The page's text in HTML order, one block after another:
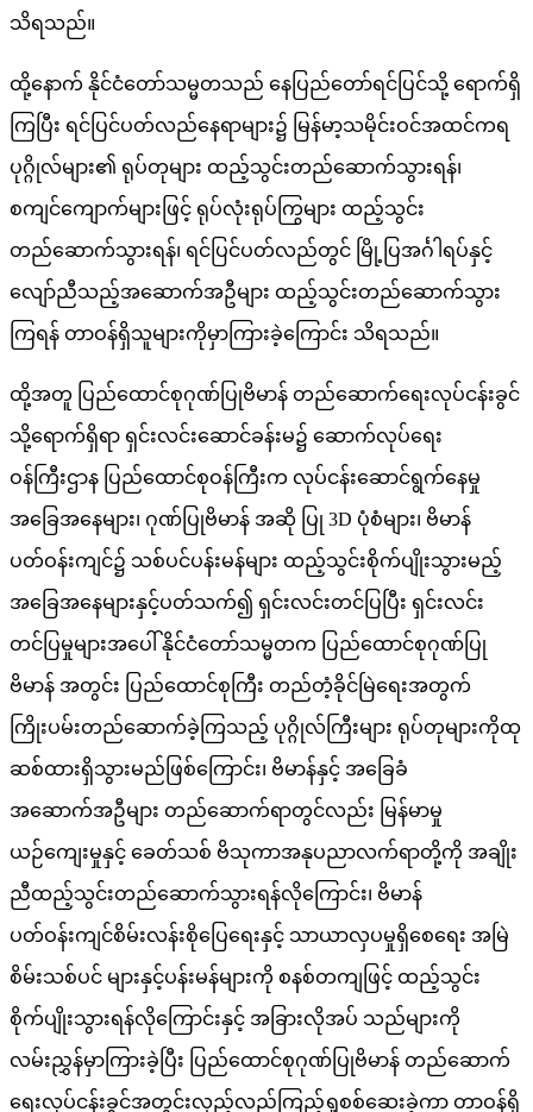
သိရသည်။
ထို့နောက် နိုင်ငံတော်သမ္မတသည် နေပြည်တော်ရင်ပြင်သို့ ရောက်ရှိ
ကြပြီး ရင်ပြင်ပတ်လည်နေရာများ၌ မြန်မာ့သမိုင်းဝင်အထင်ကရ
ပုဂ္ဂိုလ်များ၏ ရုပ်တုများ ထည့်သွင်းတည်ဆောက်သွားရန်၊
စကျင်ကျောက်များဖြင့် ရုပ်လုံးရုပ်ကြွများ ထည့်သွင်း
တည်ဆောက်သွားရန်၊ ရင်ပြင်ပတ်လည်တွင် မြို့ပြအင်္ဂါရပ်နှင့်
လျော်ညီသည့်အဆောက်အဦများ ထည့်သွင်းတည်ဆောက်သွား
ကြရန် တာဝန်ရှိသူများကိုမှာကြားခဲ့​ကြောင်း သိရသည်။
ထို့အတူ ပြည်ထောင်စုဂုဏ်ပြုဗိမာန် တည်ဆောက်ရေးလုပ်ငန်းခွင်
သို့ရောက်ရှိရာ ရှင်းလင်းဆောင်ခန်းမ၌ ဆောက်လုပ်ရေး
ဝန်ကြီးဌာန ပြည်ထောင်စုဝန်ကြီးက လုပ်ငန်းဆောင်ရွက်နေမှု
အခြေအနေများ၊ ဂုဏ်ပြုဗိမာန် အဆို ပြု 3D ပုံစံများ၊ ဗိမာန်
ပတ်ဝန်းကျင်၌ သစ်ပင်ပန်းမန်များ ထည့်သွင်းစိုက်ပျိုးသွားမည့်
အခြေအနေများနှင့်ပတ်သက်၍ ရှင်းလင်းတင်ပြပြီး ရှင်းလင်း
တင်ပြမှုများအပေါ် နိုင်ငံတော်သမ္မတက ပြည်ထောင်စုဂုဏ်ပြု
ဗိမာန် အတွင်း ပြည်ထောင်စုကြီး တည်တံ့ခိုင်မြဲရေးအတွက်
ကြိုးပမ်းတည်ဆောက်ခဲ့ကြသည့် ပုဂ္ဂိုလ်ကြီးများ ရုပ်တုများကိုထု
ဆစ်ထားရှိသွားမည်ဖြစ်ကြောင်း၊ ဗိမာန်နှင့် အခြေခံ
အဆောက်အဦများ တည်ဆောက်ရာတွင်လည်း မြန်မာမှု
ယဉ်ကျေးမှုနှင့် ခေတ်သစ် ဗိသုကာအနုပညာလက်ရာတို့ကို အချိုး
ညီထည့်သွင်းတည်ဆောက်သွားရန်လိုကြောင်း၊ ဗိမာန်
ပတ်ဝန်းကျင်စိမ်းလန်းစိုပြေရေးနှင့် သာယာလှပမှုရှိစေရေး အမြဲ
စိမ်းသစ်ပင် များနှင့်ပန်းမန်များကို စနစ်တကျဖြင့် ထည့်သွင်း
စိုက်ပျိုးသွားရန်လိုကြောင်းနှင့် အခြားလိုအပ် သည်များကို
လမ်းညွှန်မှာကြားခဲ့​ပြီး ပြည်ထောင်စုဂုဏ်ပြုဗိမာန် တည်ဆောက်
ရေးလုပ်ငန်းခွင်အတွင်းလှည့်လည်ကြည့်ရှုစစ်ဆေးခဲ့ကာ တာဝန်ရှိ